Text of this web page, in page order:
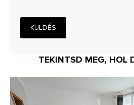
KÜLDÉS
TEKINTSD MEG, HOL